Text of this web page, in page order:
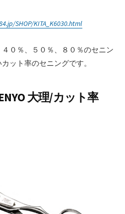
SHOP/KITA_K6030.html
０％、５０％、８０％のセニン
ット率のセニングです。
大理/カット率